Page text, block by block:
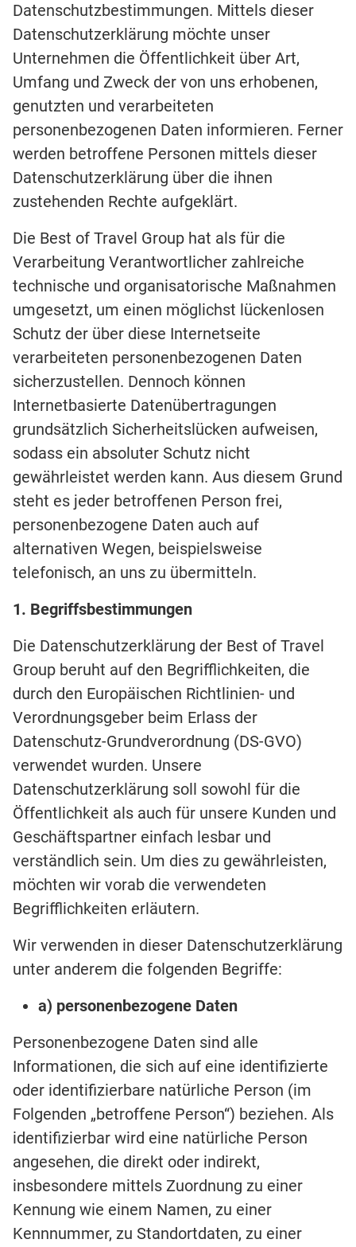
Datenschutzbestimmungen. Mittels dieser
Datenschutzerklärung möchte unser
Unternehmen die Öffentlichkeit über Art,
Umfang und Zweck der von uns erhobenen,
genutzten und verarbeiteten
personenbezogenen Daten informieren. Ferner
werden betroffene Personen mittels dieser
Datenschutzerklärung über die ihnen
zustehenden Rechte aufgeklärt.
Die Best of Travel Group hat als für die
Verarbeitung Verantwortlicher zahlreiche
technische und organisatorische Maßnahmen
umgesetzt, um einen möglichst lückenlosen
Schutz der über diese Internetseite
verarbeiteten personenbezogenen Daten
sicherzustellen. Dennoch können
Internetbasierte Datenübertragungen
grundsätzlich Sicherheitslücken aufweisen,
sodass ein absoluter Schutz nicht
gewährleistet werden kann. Aus diesem Grund
steht es jeder betroffenen Person frei,
personenbezogene Daten auch auf
alternativen Wegen, beispielsweise
telefonisch, an uns zu übermitteln.
1. Begriffsbestimmungen
Die Datenschutzerklärung der Best of Travel
Group beruht auf den Begrifflichkeiten, die
durch den Europäischen Richtlinien- und
Verordnungsgeber beim Erlass der
Datenschutz-Grundverordnung (DS-GVO)
verwendet wurden. Unsere
Datenschutzerklärung soll sowohl für die
Öffentlichkeit als auch für unsere Kunden und
Geschäftspartner einfach lesbar und
verständlich sein. Um dies zu gewährleisten,
möchten wir vorab die verwendeten
Begrifflichkeiten erläutern.
Wir verwenden in dieser Datenschutzerklärung
unter anderem die folgenden Begriffe:
a) personenbezogene Daten
Personenbezogene Daten sind alle
Informationen, die sich auf eine identifizierte
oder identifizierbare natürliche Person (im
Folgenden „betroffene Person“) beziehen. Als
identifizierbar wird eine natürliche Person
angesehen, die direkt oder indirekt,
insbesondere mittels Zuordnung zu einer
Kennung wie einem Namen, zu einer
Kennnummer, zu Standortdaten, zu einer